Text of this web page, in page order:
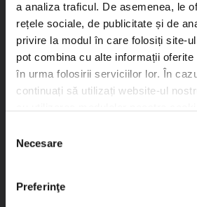
a analiza traficul. De asemenea, le
rețele sociale, de publicitate și de
privire la modul în care folosiți site-
pot combina cu alte informații
în urma folosirii serviciilor lor. În
continuați să utilizați website-ul
consimțământului
Necesare
Preferinţe
ASIGURARE CYBER CRIME
ASIGURARI LLOYD’S
ASIGURARE RASPUNDERE
ASIGURARE CASCO
JURNALUL ASISTENTILOR IN BROKERAJ